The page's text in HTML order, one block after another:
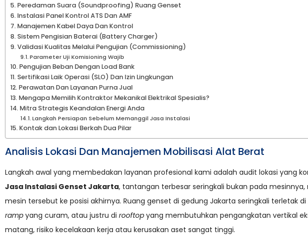
Peredaman Suara (Soundproofing) Ruang Genset
Instalasi Panel Kontrol ATS Dan AMF
Manajemen Kabel Daya Dan Kontrol
Sistem Pengisian Baterai (Battery Charger)
Validasi Kualitas Melalui Pengujian (Commissioning)
Parameter Uji Komisioning Wajib
Pengujian Beban Dengan Load Bank
Sertifikasi Laik Operasi (SLO) Dan Izin Lingkungan
Perawatan Dan Layanan Purna Jual
Mengapa Memilih Kontraktor Mekanikal Elektrikal Spesialis?
Mitra Strategis Keandalan Energi Anda
Langkah Persiapan Sebelum Memanggil Jasa Instalasi
Kontak dan Lokasi Berkah Dua Pilar
Analisis Lokasi Dan Manajemen Mobilisasi Alat Berat
Langkah awal yang membedakan layanan profesional kami adalah audit lokasi yang
Jasa Instalasi Genset Jakarta, tantangan terbesar seringkali bukan pada
mesin tersebut ke posisi akhirnya. Ruang genset di gedung Jakarta seringkali terletak di
ramp yang curam, atau justru di rooftop yang membutuhkan pengangkatan vertikal
matang, risiko kecelakaan kerja atau kerusakan aset sangat tinggi.